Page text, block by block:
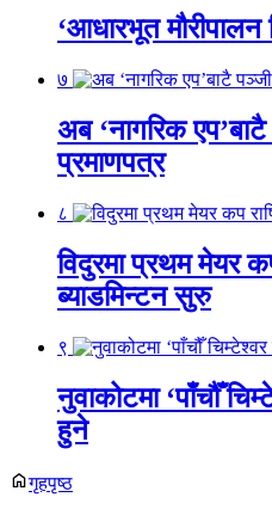
‘आधारभूत
७
अब ‘नागरिक
प्रमाणपत्र
८
विदुरमा प्रथम मेयर
ब्याडमिन्टन सुरु
९
नुवाकोटमा ‘पाँचौँ
हुने
गृहपृष्ठ